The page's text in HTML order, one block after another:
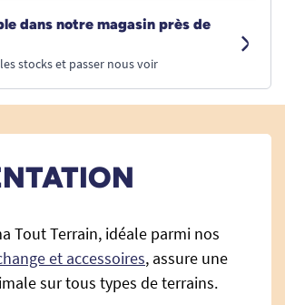
dans notre magasin près de
stocks et passer nous voir
Tout Terrain, idéale parmi nos
et accessoires, assure une
sur tous types de terrains.